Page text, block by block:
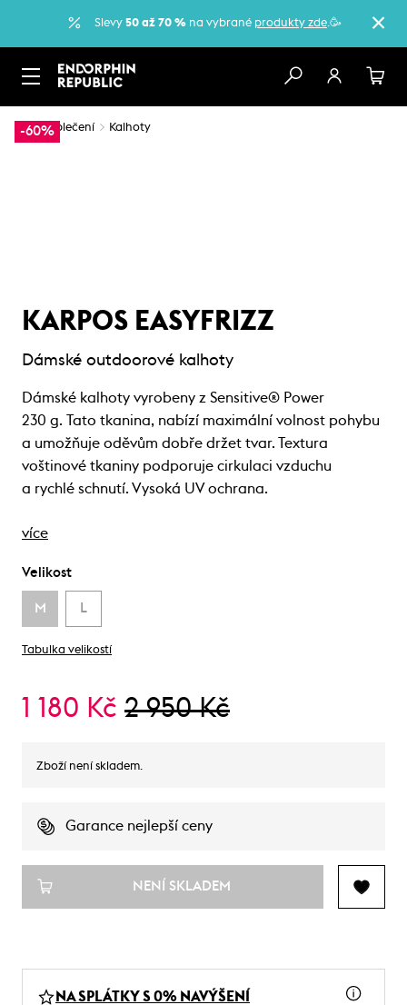
Slevy 50 až 70 % na vybrané produkty zde.🥳
-60%
… Oblečení Kalhoty
KARPOS EASYFRIZZ
Dámské outdoorové kalhoty
Dámské kalhoty vyrobeny z Sensitive® Power
230 g. Tato tkanina, nabízí maximální volnost pohybu
a umožňuje oděvům dobře držet tvar. Textura
voštinové tkaniny podporuje cirkulaci vzduchu
a rychlé schnutí. Vysoká UV ochrana.
více
Velikost
M L
Tabulka velikostí
1 180 Kč 2 950 Kč
Zboží není skladem.
Garance nejlepší ceny
NENÍ SKLADEM
NA SPLÁTKY S 0% NAVÝŠENÍ